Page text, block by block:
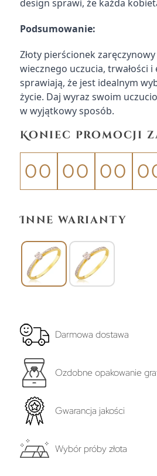
design sprawi, że każda
Podsumowanie:
Złoty pierścionek
wiecznego uczucia, trwałości
sprawiają, że jest idealnym
życie. Daj wyraz swoim
w wyjątkowy sposób.
Koniec promocji
00 00 00
Inne warianty
Darmowa dostawa
Ozdobne opakowanie
Gwarancja jakości
Wybór próby złota